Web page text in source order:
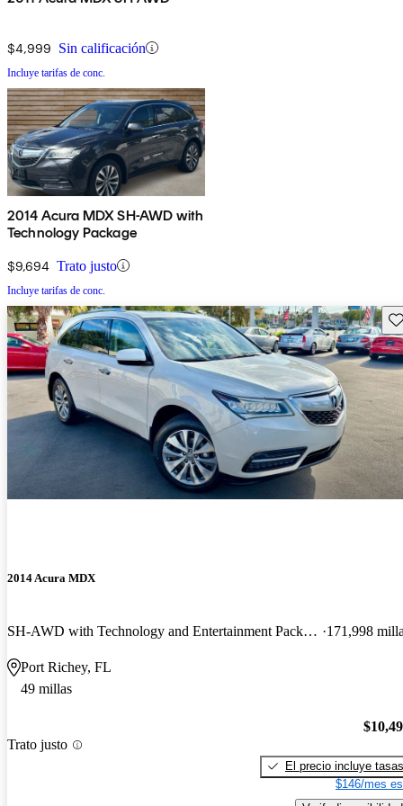
$4,999 Sin calificación
Incluye tarifas de conc.
2014 Acura MDX SH-AWD with
Technology Package
$9,694 Trato justo
Incluye tarifas de conc.
2014 Acura MDX
SH-AWD with Technology and Entertainment Package 171,998
Port Richey, FL
49 millas
Trato justo
El precio incluye tasas
$146/mes